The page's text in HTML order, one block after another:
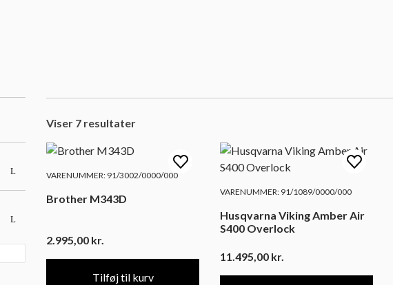
Viser 7 resultater
VARENUMMER: 91/3002/0000/000
Brother M343D
2.995,00 kr.
Tilføj til kurv
VARENUMMER: 91/1089/0000/000
Husqvarna Viking Amber Air
S400 Overlock
11.495,00 kr.